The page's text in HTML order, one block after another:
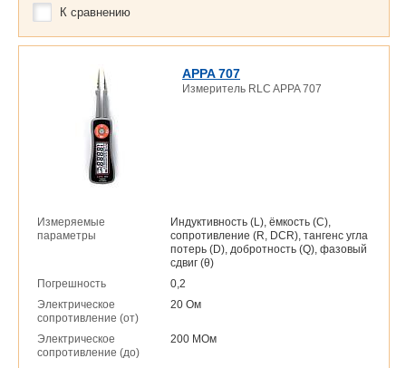
К сравнению
APPA 707
Измеритель RLC APPA 707
Измеряемые
параметры
Индуктивность (L), ёмкость (C),
сопротивление (R, DCR), тангенс угла
потерь (D), добротность (Q), фазовый
сдвиг (θ)
Погрешность
0,2
Электрическое
сопротивление (от)
20 Ом
Электрическое
сопротивление (до)
200 МОм